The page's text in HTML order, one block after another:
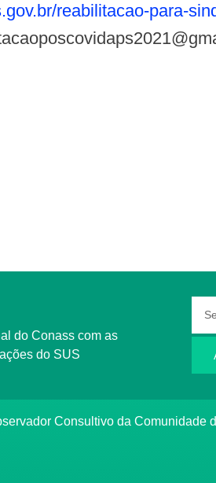
reabilitacao-para-
do SUS
Consultivo da